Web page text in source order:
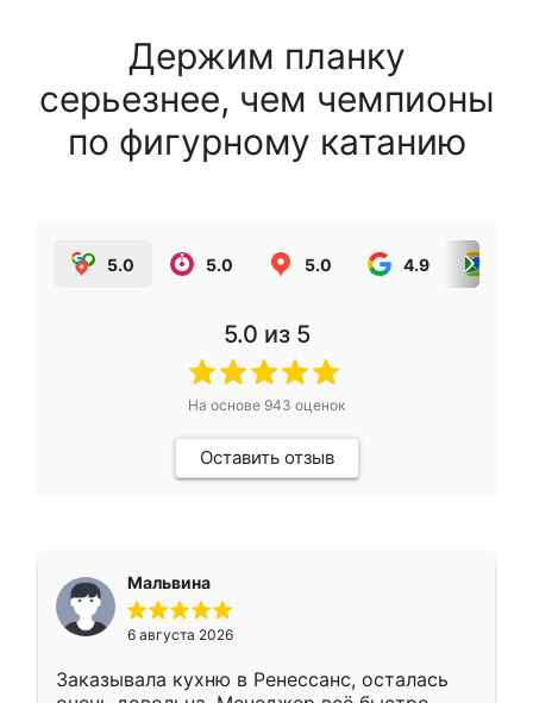
Держим планку
серьезнее, чем чемпионы
по фигурному катанию
5.0 5.0 5.0 4.9
5.0 из 5
На основе 943 оценок
Оставить отзыв
Мальвина
6 августа 2026
Заказывала кухню в Ренессанс, осталась